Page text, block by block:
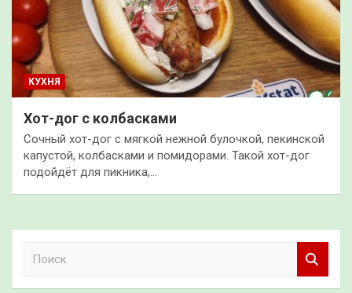
КУХНЯ
Хот-дог с колбасками
Сочный хот-дог с мягкой нежной булочкой, пекинской
капустой, колбасками и помидорами. Такой хот-дог
подойдёт для пикника,…